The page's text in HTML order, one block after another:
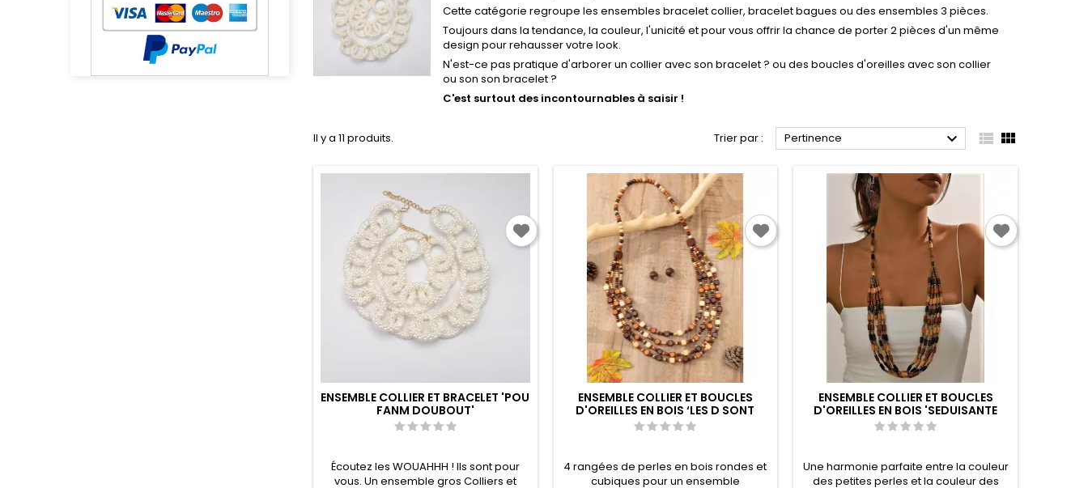
Cette catégorie regroupe les ensembles bracelet collier, bracelet bagues ou des ensembles 3 pièces.
Toujours dans la tendance, la couleur, l'unicité et pour vous offrir la chance de porter 2 pièces d'un même
design pour rehausser votre look.
N'est-ce pas pratique d'arborer un collier avec son bracelet ? ou des boucles d'oreilles avec son collier
ou son son bracelet ?
C'est surtout des incontournables à saisir !
Il y a 11 produits. Trier par : Pertinence   
ENSEMBLE COLLIER ET BRACELET 'POU
FANM DOUBOUT'
Écoutez les WOUAHHH ! Ils sont pour
vous. Un ensemble gros Colliers et
ENSEMBLE COLLIER ET BOUCLES
D'OREILLES EN BOIS ‘LES D SONT
LANCÉS’
4 rangées de perles en bois rondes et
cubiques pour un ensemble
ENSEMBLE COLLIER ET BOUCLES
D'OREILLES EN BOIS 'SEDUISANTE
ETHNIE'
Une harmonie parfaite entre la couleur
des petites perles et la couleur des